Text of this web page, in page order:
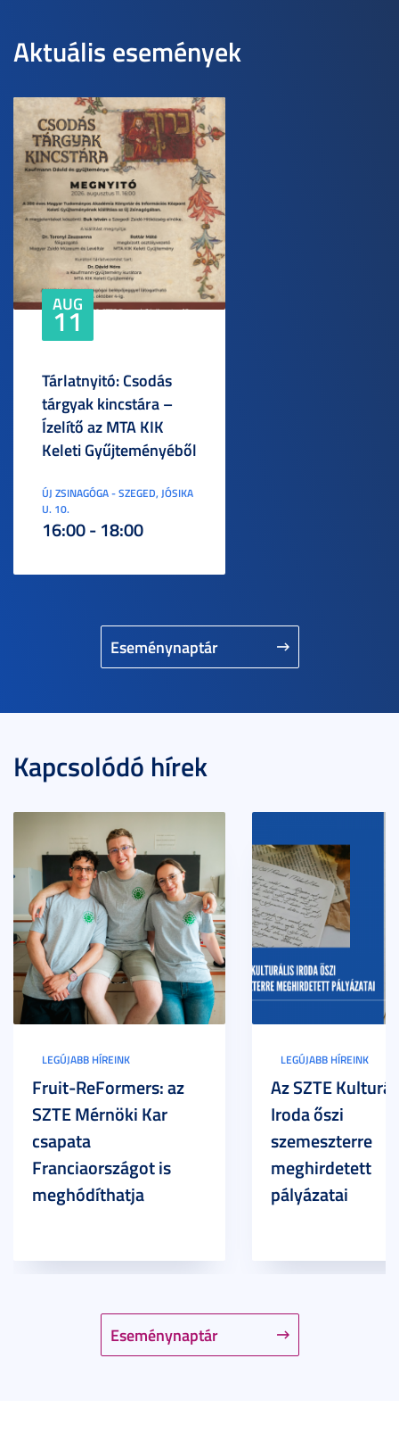
Aktuális események
Eseménynaptár
AUG
11
Tárlatnyitó: Csodás
tárgyak kincstára –
Ízelítő az MTA KIK
Keleti Gyűjteményéből
ÚJ ZSINAGÓGA - SZEGED, JÓSIKA
U. 10.
16:00 - 18:00
Kapcsolódó hírek
Eseménynaptár
LEGÚJABB HÍREINK
Fruit-ReFormers: az
SZTE Mérnöki Kar
csapata
Franciaországot is
meghódíthatja
LEGÚJABB HÍREINK
Az SZTE
Iroda őszi
szemeszterre
meghirdetett
pályázatai